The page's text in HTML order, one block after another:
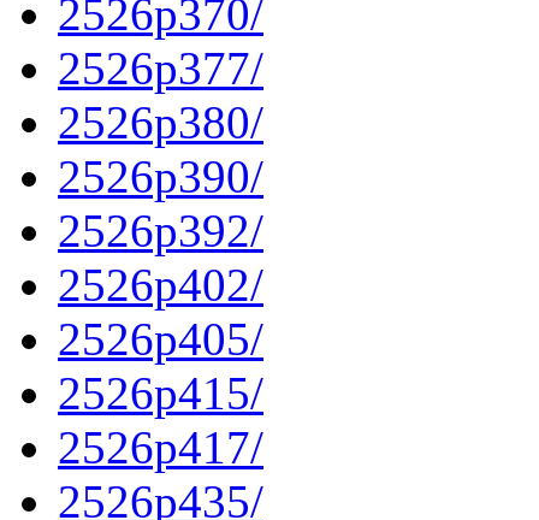
2526p370/
2526p377/
2526p380/
2526p390/
2526p392/
2526p402/
2526p405/
2526p415/
2526p417/
2526p435/